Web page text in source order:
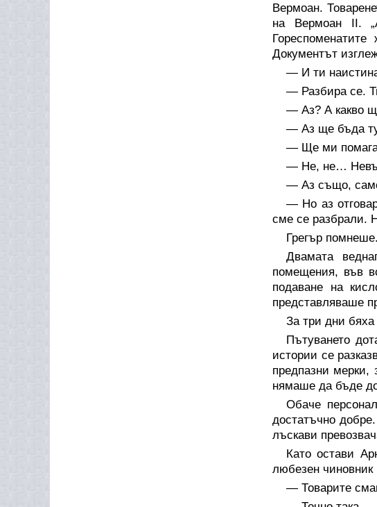
Вермоан.
на Вермоан II.
Документът
— И ти
— Разбира се.
— Аз? А какво
— Аз ще бъда
— Ще ми
— Не, не…
— Аз също, само
— Но аз
сме се разбрали.
Грегър
Двамата
помещения, във
подаване на
представляваше
За три дни бяха
Пътуването
истории се
предпазни мерки,
нямаше да бъде
Обаче
достатъчно
лъскави
Като остави
любезен чиновник
— Товарите